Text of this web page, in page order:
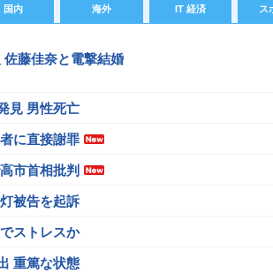
国内 海外 IT 経済 ス
佐藤佳奈と電撃結婚
見 男性死亡
に直接謝罪
市首相批判
被告を起訴
ストレスか
重篤な状態